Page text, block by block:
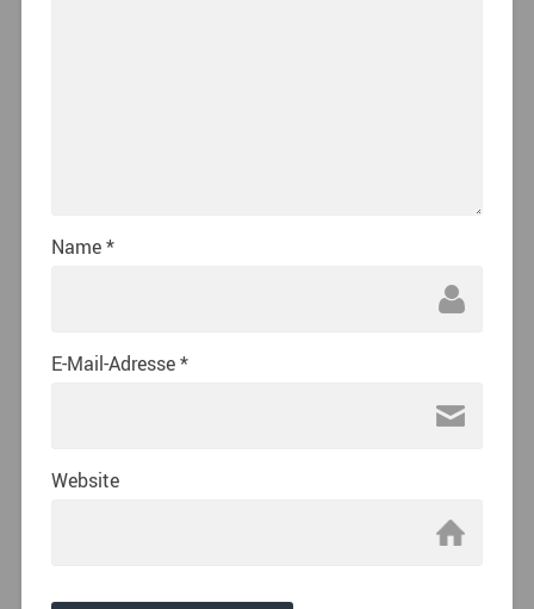
Name*
E-Mail-Adresse*
Website